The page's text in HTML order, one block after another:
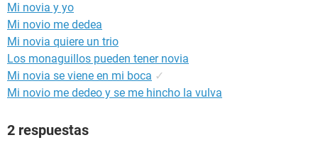
Mi novia y yo
Mi novio me dedea
Mi novia quiere un trio
Los monaguillos pueden tener novia
Mi novia se viene en mi boca ✓
Mi novio me dedeo y se me hincho la vulva
2 respuestas